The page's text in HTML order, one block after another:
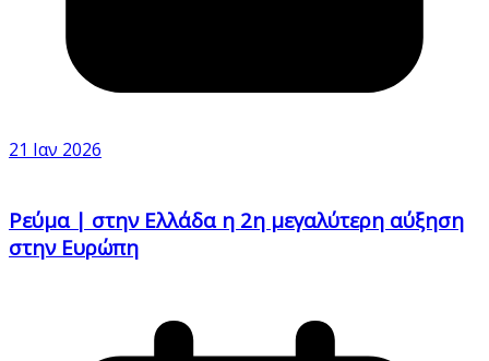
21 Ιαν 2026
Ρεύμα | στην Ελλάδα η 2η μεγαλύτερη αύξηση
στην Ευρώπη